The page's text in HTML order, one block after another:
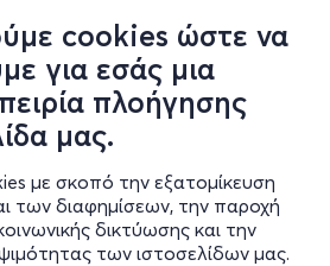
cookies ώστε να
για εσάς μια
πλοήγησης
μας.
με σκοπό την εξατομίκευση
των διαφημίσεων, την παροχή
δικτύωσης και την
των ιστοσελίδων μας.